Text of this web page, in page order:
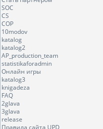
SOC
CS
COP
10modov
katalog
katalog2
AP_production_team
statistikaforadmin
Онлайн игры
katalog3
knigadeza
FAQ
2glava
3glava
release
Правила сайта UPD